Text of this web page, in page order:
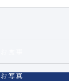
お写真